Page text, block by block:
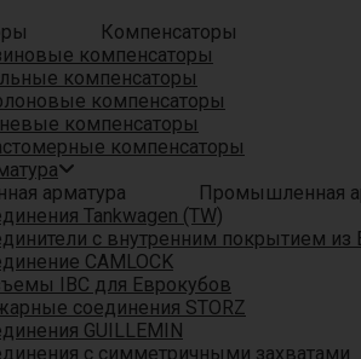
Компенсаторы
компенсаторы
компенсаторы
компенсаторы
компенсаторы
компенсаторы
Промышленная
Tankwagen (TW)
с внутренним покрытием из
CAMLOCK
IBC для Еврокубов
соединения STORZ
GUILLEMIN
с симметричными захватами